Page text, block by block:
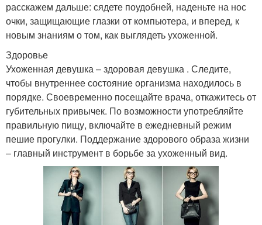
расскажем дальше: сядете поудобней, наденьте на нос
очки, защищающие глазки от компьютера, и вперед, к
новым знаниям о том, как выглядеть ухоженной.
Здоровье
Ухоженная девушка – здоровая девушка . Следите,
чтобы внутреннее состояние организма находилось в
порядке. Своевременно посещайте врача, откажитесь от
губительных привычек. По возможности употребляйте
правильную пищу, включайте в ежедневный режим
пешие прогулки. Поддержание здорового образа жизни
– главный инструмент в борьбе за ухоженный вид.